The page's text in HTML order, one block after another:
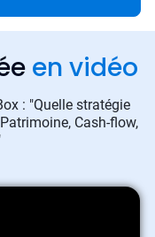
en vidéo
: "Quelle stratégie
Cash-flow,